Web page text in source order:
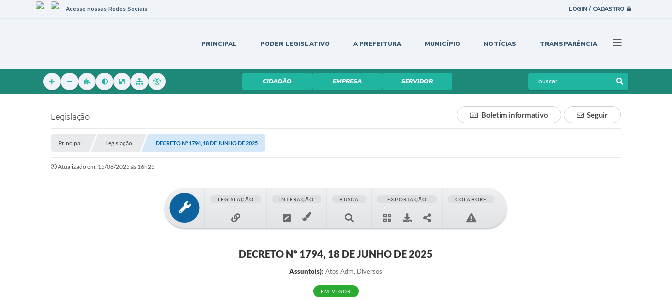
LOGIN / CADASTRO
Acesse nossas Redes Sociais
PRINCIPAL PODER LEGISLATIVO A PREFEITURA MUNICÍPIO NOTÍCIAS TRANSPARÊNCIA
CIDADÃO EMPRESA SERVIDOR
Legislação Seguir
Boletim informativo
Principal Legislação DECRETO Nº 1794, 18 DE JUNHO DE 2025
Atualizado em: 15/08/2025 às 16h25
LEGISLAÇÃO INTERAÇÃO BUSCA EXPORTAÇÃO COLABORE
DECRETO Nº 1794, 18 DE JUNHO DE 2025
Assunto(s): Atos Adm. Diversos
EM VIGOR